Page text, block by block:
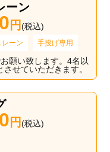
ーン
円(税込)
レーン 手投げ専用
願い致します。4名以
させていただきます。
円(税込)